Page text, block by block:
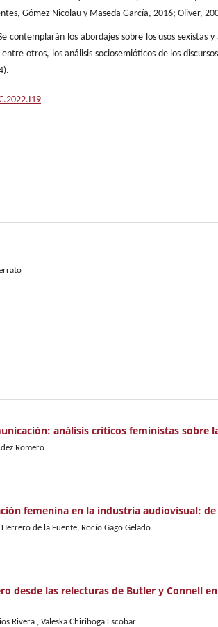
Gómez Nicolau y Maseda García, 2016; Oliver,
contemplarán los abordajes sobre los usos
otros, los análisis sociosemióticos de los
análisis críticos feministas sobre
Romero
femenina en la industria audiovisual:
de la Fuente, Rocío Gago Gelado
desde las relecturas de Butler y Connell
Rivera , Valeska Chiriboga Escobar